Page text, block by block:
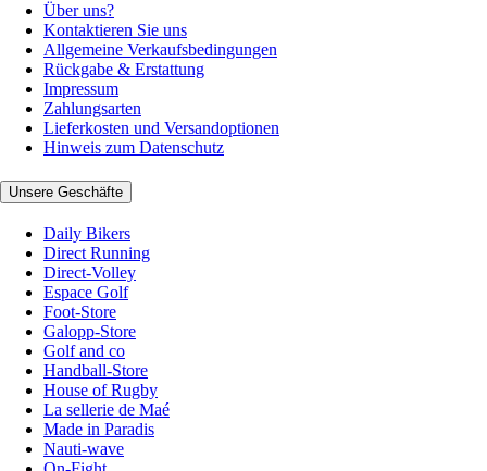
Über uns?
Kontaktieren Sie uns
Allgemeine Verkaufsbedingungen
Rückgabe & Erstattung
Impressum
Zahlungsarten
Lieferkosten und Versandoptionen
Hinweis zum Datenschutz
Unsere Geschäfte
Daily Bikers
Direct Running
Direct-Volley
Espace Golf
Foot-Store
Galopp-Store
Golf and co
Handball-Store
House of Rugby
La sellerie de Maé
Made in Paradis
Nauti-wave